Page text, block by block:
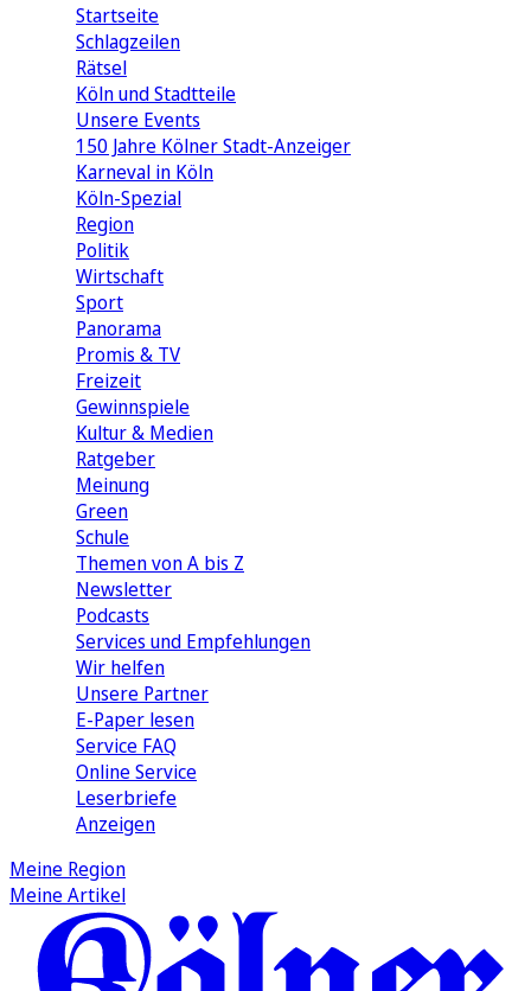
Startseite
Schlagzeilen
Rätsel
Köln und Stadtteile
Unsere Events
150 Jahre Kölner Stadt-Anzeiger
Karneval in Köln
Köln-Spezial
Region
Politik
Wirtschaft
Sport
Panorama
Promis & TV
Freizeit
Gewinnspiele
Kultur & Medien
Ratgeber
Meinung
Green
Schule
Themen von A bis Z
Newsletter
Podcasts
Services und Empfehlungen
Wir helfen
Unsere Partner
E-Paper lesen
Service FAQ
Online Service
Leserbriefe
Anzeigen
Meine Region
Meine Artikel